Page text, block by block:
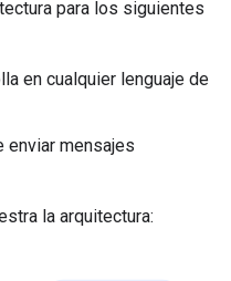
para los siguientes
en cualquier lenguaje de
enviar mensajes
la arquitectura: